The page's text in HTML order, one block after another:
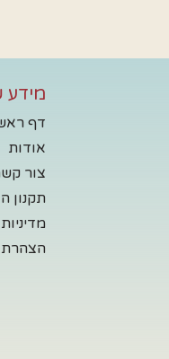
מידע
דף
אודות
צור
תקנון
הצהרת